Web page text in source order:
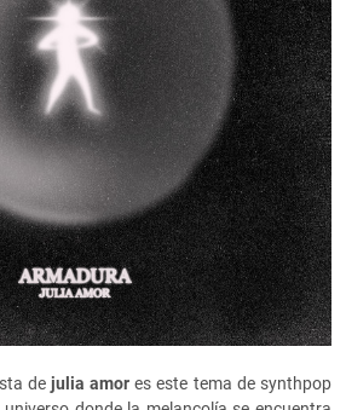
de julia amor es este tema de synthpop